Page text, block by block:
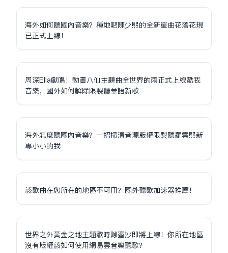
海外如何聽國內音樂？種地吧陳少熙的全新單曲花落花現
已正式上線！
周深Ella獻唱！動畫八仙主題曲全世界的雨正式上線酷我
音樂，國外如何解除限制聽華語新歌
海外怎麼聽國內音樂？一招掃清音源版權限制聽羅雲熙新
專小小的我
該歌曲在您所在的地區不可用？國外聽歌加速器推薦！
世界之外黃金之地主題歌時隙鎏沙即將上線！你所在地區
沒有版權該如何使用網易雲音樂聽歌？